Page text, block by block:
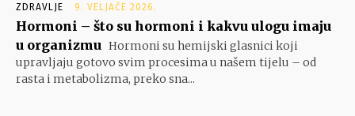
ZDRAVLJE 9. VELJAČE 2026.
Hormoni – što su hormoni i kakvu ulogu imaju
u organizmu Hormoni su hemijski glasnici koji
upravljaju gotovo svim procesima u našem tijelu – od
rasta i metabolizma, preko sna...